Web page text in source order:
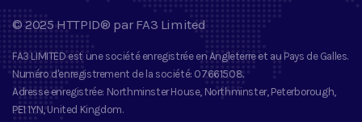
©2025 HTTPID® par FA3 Limited
FA3 LIMITED est une société enregistrée en Angleterre et au Pays de Galles.
Numéro d'enregistrement de la société: 07661508.
Adresse enregistrée: Northminster House, Northminster, Peterborough,
PE1 1YN, United Kingdom.